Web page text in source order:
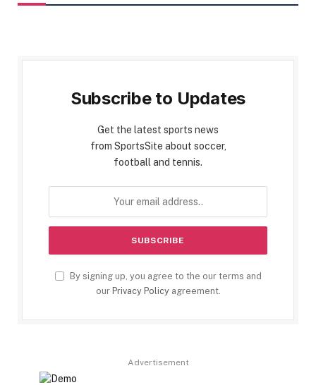
Subscribe to Updates
Get the latest sports news
from SportsSite about soccer,
football and tennis.
By signing up, you agree to the our terms and
our Privacy Policyagreement.
Advertisement